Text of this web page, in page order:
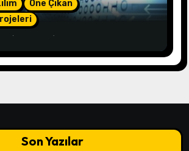
Öne Çıkan
– (4.50.01)
Son Yazılar